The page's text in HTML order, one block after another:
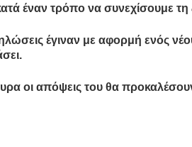
ιδεών στους τομείς της
της κλιματικής αλλαγής
του Δήμου Δομοκού
έναν τρόπο να συνεχίσουμε
έγιναν με αφορμή ενός
οι απόψεις του θα